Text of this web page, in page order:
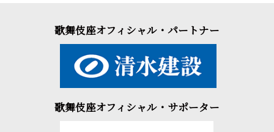
歌舞伎座オフィシャル・パートナー
歌舞伎座オフィシャル・サポーター